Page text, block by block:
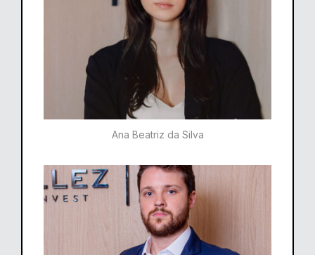
Ana Beatriz da Silva